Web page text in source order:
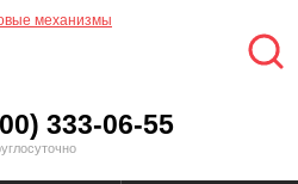
333-06-55